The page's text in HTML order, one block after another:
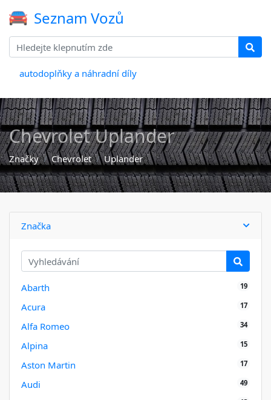
Seznam Vozů
autodoplňky a náhradní díly
Chevrolet Uplander
Značky Chevrolet Uplander
Značka
Abarth 19
Acura 17
Alfa Romeo 34
Alpina 15
Aston Martin 17
Audi 49